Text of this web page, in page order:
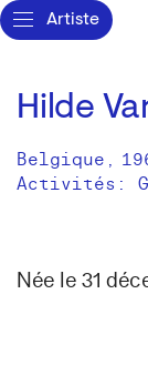
Artiste
Hilde
Belgique ,
Activités:
Née le 31